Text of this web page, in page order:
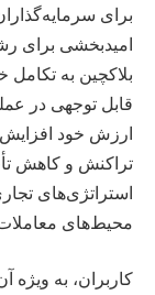
برای
امیدبخشی برای
بلاکچین به تکامل
قابل توجهی در
ارزش خود افزایش
تراکنش و کاهش
استراتژی‌های
محیط‌های معاملات
کاربران، به